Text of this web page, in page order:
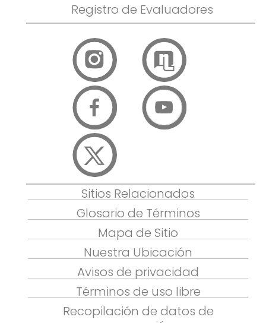
Registro de Evaluadores
Sitios Relacionados
Glosario de Términos
Mapa de Sitio
Nuestra Ubicación
Avisos de privacidad
Términos de uso libre
Recopilación de datos de